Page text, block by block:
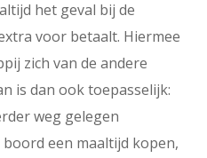
het geval bij de
voor betaalt. Hiermee
zich van de andere
is dan ook toepasselijk:
weg gelegen
een maaltijd kopen,